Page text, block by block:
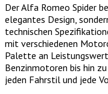
Der Alfa Romeo Spider
elegantes Design,
technischen
mit verschiedenen
Palette an
Benzinmotoren bis hin
jeden Fahrstil und jede